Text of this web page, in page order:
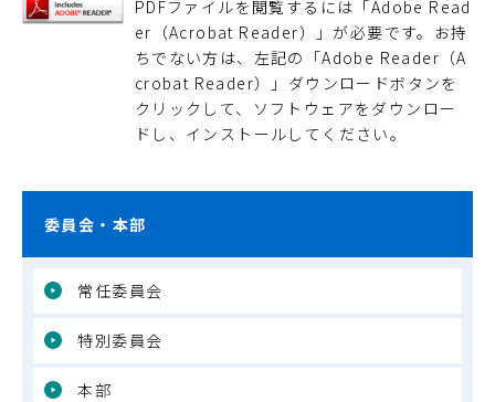
PDFファイルを閲覧するには「Adobe Read
er（Acrobat Reader）」が必要です。お持
ちでない方は、左記の「Adobe Reader（A
crobat Reader）」ダウンロードボタンを
クリックして、ソフトウェアをダウンロー
ドし、インストールしてください。
委員会・本部
常任委員会
特別委員会
本部